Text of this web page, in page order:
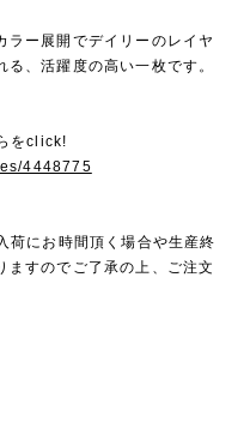
ラー展開でデイリーのレイヤ
、活躍度の高い一枚です。
をclick!
4448775
にお時間頂く場合や生産終
ますのでご了承の上、ご注文